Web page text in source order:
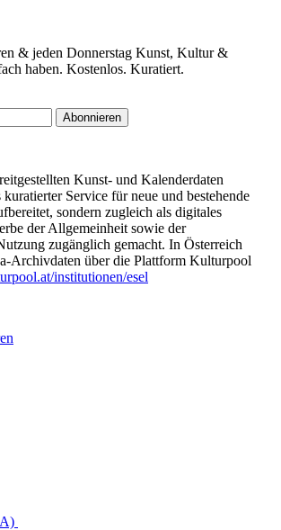
& jeden Donnerstag Kunst, Kultur &
haben. Kostenlos. Kuratiert.
Abonnieren
Kunst- und Kalenderdaten
Service für neue und bestehende
sondern zugleich als digitales
der Allgemeinheit sowie der
zugänglich gemacht. In Österreich
Archivdaten über die Plattform Kulturpool
institutionen/esel